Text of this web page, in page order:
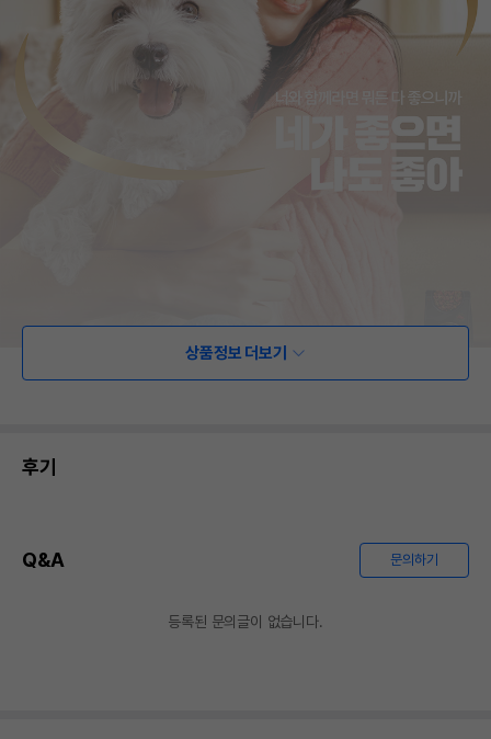
상품정보 더보기
후기
Q&A 문의하기
등록된 문의글이 없습니다.